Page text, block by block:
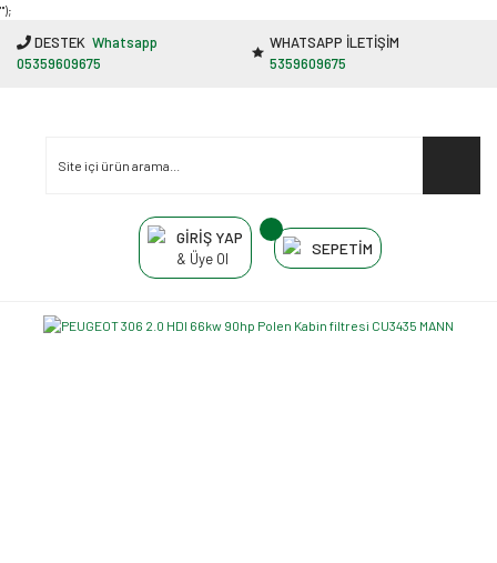
"');
DESTEK Whatsapp
05359609675
WHATSAPP İLETİŞİM
5359609675
GİRİŞ YAP
& Üye Ol
SEPETİM